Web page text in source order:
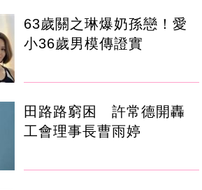
63歲關之琳爆奶孫戀！愛
小36歲男模傳證實
田路路窮困 許常德開轟
工會理事長曹雨婷